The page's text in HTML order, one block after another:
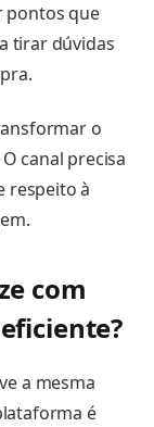
pontos que
tirar dúvidas
o
canal precisa
respeito à
com
a mesma
é